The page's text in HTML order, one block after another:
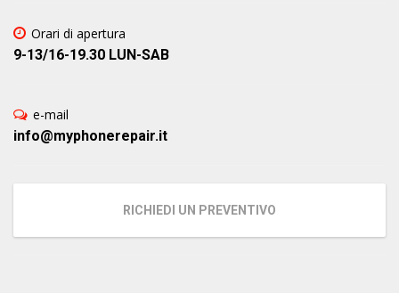
Orari di apertura
9-13/16-19.30 LUN-SAB
e-mail
info@myphonerepair.it
RICHIEDI UN PREVENTIVO